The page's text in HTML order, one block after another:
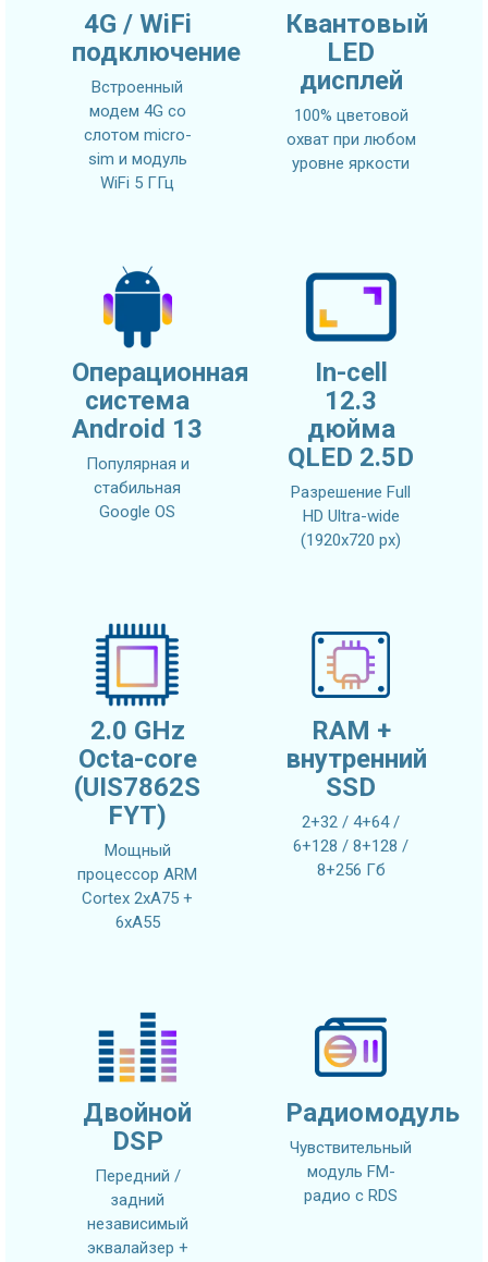
4G / WiFi
подключение
Встроенный
модем 4G со
слотом micro-
sim и модуль
WiFi 5 ГГц
Квантовый
LED
дисплей
100% цветовой
охват при любом
уровне яркости
Операционная
система
Android 13
Популярная и
стабильная
Google OS
In-cell
12.3
дюйма
QLED 2.5D
Разрешение Full
HD Ultra-wide
(1920x720 px)
2.0 GHz
Octa-core
(UIS7862S
FYT)
Мощный
процессор ARM
Cortex 2xA75 +
6xA55
RAM +
внутренний
SSD
2+32 / 4+64 /
6+128 / 8+128 /
8+256 Гб
Двойной
DSP
Передний /
задний
независимый
эквалайзер +
Радиомодуль
Чувствительный
модуль FM-
радио с RDS